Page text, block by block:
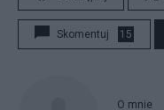
Skomentuj 15
O mnie